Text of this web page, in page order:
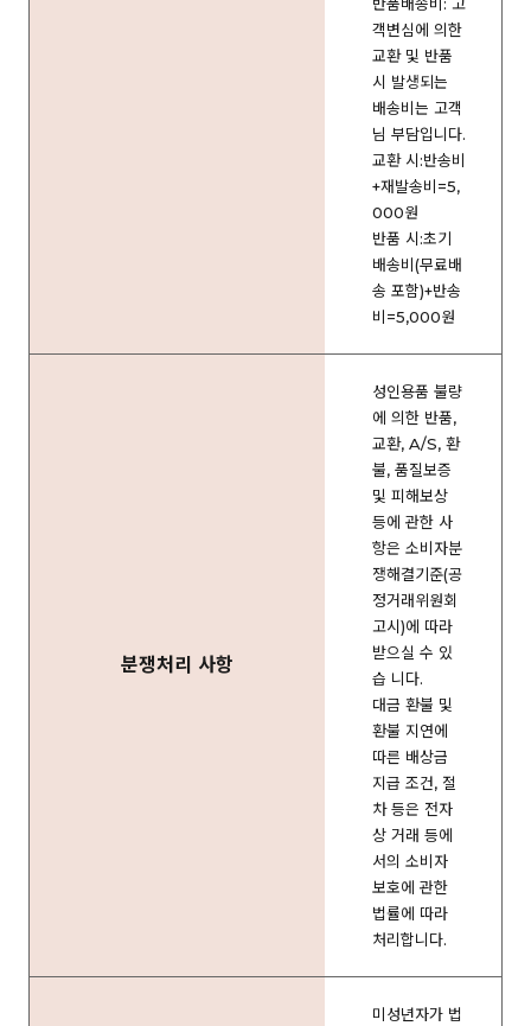
객변심에 의한
교환 및 반품
시 발생되는
배송비는 고객
님 부담입니다.
교환 시:반송비
+재발송비=5,
000원
반품 시:초기
배송비(무료배
송 포함)+반송
비=5,000원
분쟁처리 사항
성인용품 불량
에 의한 반품,
교환, A/S, 환
불, 품질보증
및 피해보상
등에 관한 사
항은 소비자분
쟁해결기준(공
정거래위원회
고시)에 따라
받으실 수 있
습 니다.
대금 환불 및
환불 지연에
따른 배상금
지급 조건, 절
차 등은 전자
상 거래 등에
서의 소비자
보호에 관한
법률에 따라
처리합니다.
미성년자가 법